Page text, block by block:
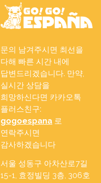
문의 남겨주시면 최선을
다해 빠른 시간 내에
답변드리겠습니다. 만약,
실시간 상담을
희망하신다면 카카오톡
플러스친구:
gogoespana 로
연락주시면
감사하겠습니다
서울 성동구 아차산로7길
15-1, 효정빌딩 3층, 306호